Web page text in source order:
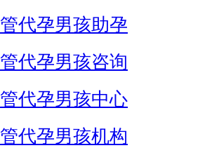
代孕男孩助孕
代孕男孩咨询
代孕男孩中心
代孕男孩机构